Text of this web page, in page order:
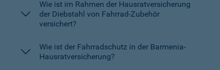
Wie ist im Rahmen der Hausratversicherung
der Diebstahl von Fahrrad-Zubehör
versichert?
Wie ist der Fahrradschutz in der Barmenia-
Hausratversicherung?